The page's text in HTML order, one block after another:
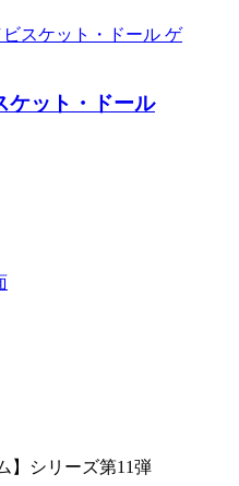
ケット・ドール
】シリーズ第11弾